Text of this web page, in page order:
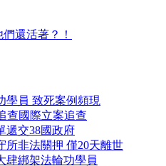
還活著？！
學員 致死案例頻現
查國際立案追查
遞交38國政府
所非法關押 僅20天離世
肆綁架法輪功學員